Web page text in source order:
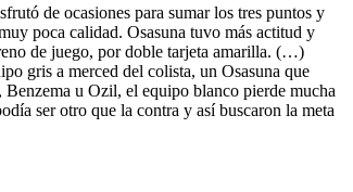
de ocasiones para sumar los tres puntos y
poca calidad. Osasuna tuvo más actitud y
de juego, por doble tarjeta amarilla. (…)
gris a merced del colista, un Osasuna que
u Ozil, el equipo blanco pierde mucha
ser otro que la contra y así buscaron la meta